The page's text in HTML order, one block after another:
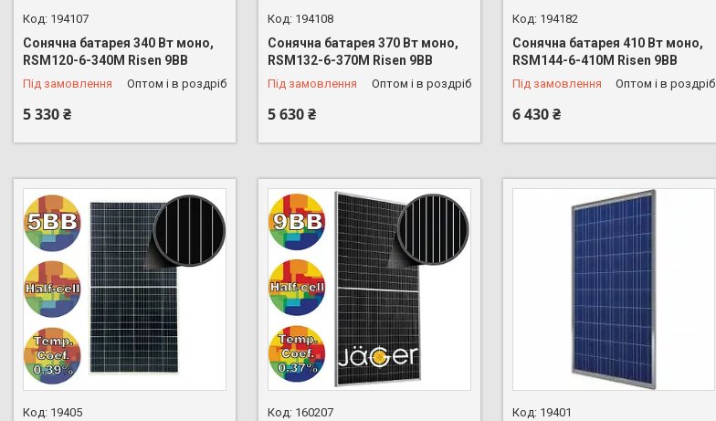
194107
Сонячна батарея 340 Вт моно,
RSM120-6-340M Risen 9BB
Під замовлення Оптом і в роздріб
5 330 ₴
194108
Сонячна батарея 370 Вт моно,
RSM132-6-370M Risen 9BB
Під замовлення Оптом і в роздріб
5 630 ₴
194182
Сонячна батарея 410 Вт моно,
RSM144-6-410M Risen 9BB
Під замовлення Оптом і в роздріб
6 430 ₴
19405 160207 19401